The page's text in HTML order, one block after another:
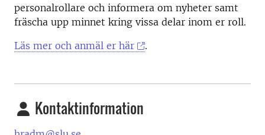
personalrollare och informera om nyheter samt
fräscha upp minnet kring vissa delar inom er roll.
Läs mer och anmäl er här
.
Kontaktinformation